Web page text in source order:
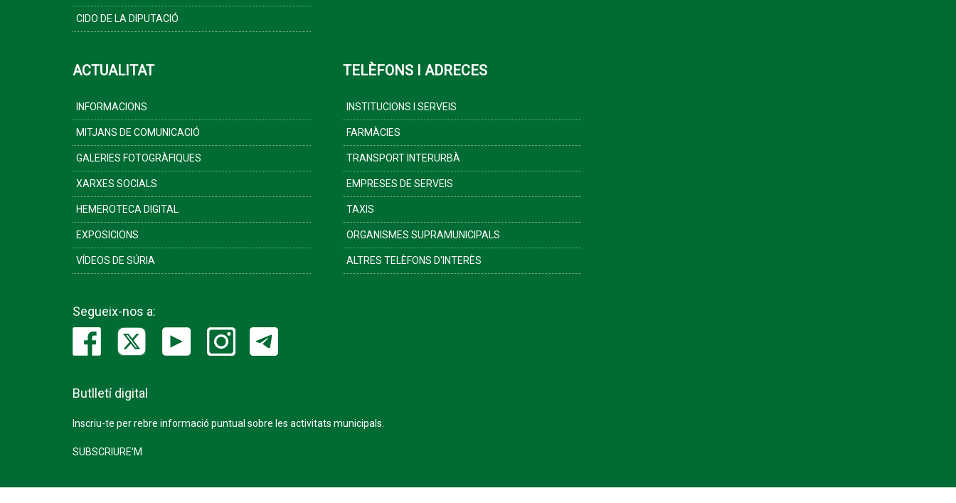
CIDO DE LA DIPUTACIÓ
ACTUALITAT
INFORMACIONS
MITJANS DE COMUNICACIÓ
GALERIES FOTOGRÀFIQUES
XARXES SOCIALS
HEMEROTECA DIGITAL
EXPOSICIONS
VÍDEOS DE SÚRIA
TELÈFONS I ADRECES
INSTITUCIONS I SERVEIS
FARMÀCIES
TRANSPORT INTERURBÀ
EMPRESES DE SERVEIS
TAXIS
ORGANISMES SUPRAMUNICIPALS
ALTRES TELÈFONS D'INTERÈS
Segueix-nos a:
Butlletí digital
Inscriu-te per rebre informació puntual sobre les activitats municipals.
SUBSCRIURE'M